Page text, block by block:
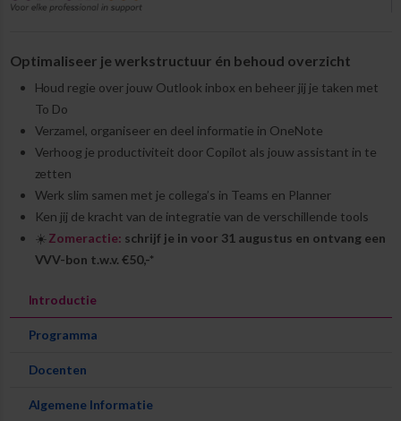
Optimaliseer je werkstructuur én behoud overzicht
Houd regie over jouw Outlook inbox en beheer jij je taken met
To Do
Verzamel, organiseer en deel informatie in OneNote
Verhoog je productiviteit door Copilot als jouw assistant in te
zetten
Werk slim samen met je collega’s in Teams en Planner
Ken jij de kracht van de integratie van de verschillende tools
☀️Zomeractie: schrijf je in voor 31 augustus en ontvang een
VVV-bon t.w.v. €50,-*
Introductie
Programma
Docenten
Algemene Informatie